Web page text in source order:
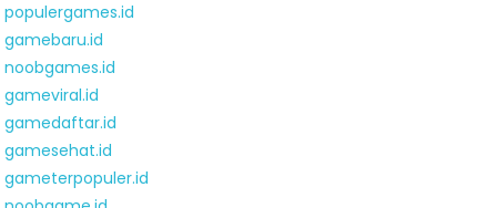
populergames.id
gamebaru.id
noobgames.id
gameviral.id
gamedaftar.id
gamesehat.id
gameterpopuler.id